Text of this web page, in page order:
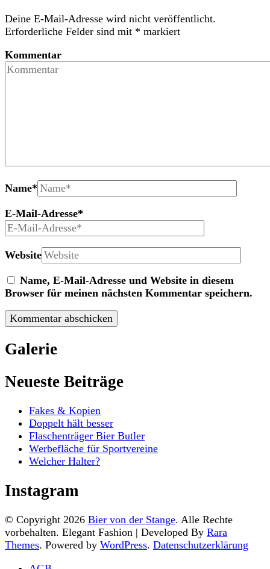
Deine E-Mail-Adresse wird nicht veröffentlicht.
Erforderliche Felder sind mit * markiert
Kommentar
Name*
E-Mail-Adresse*
Website
Name, E-Mail-Adresse und Website in diesem
Browser für meinen nächsten Kommentar speichern.
Galerie
Neueste Beiträge
Fakes & Kopien
Doppelt hält besser
Flaschenträger Bier Butler
Werbefläche für Sportvereine
Welcher Halter?
Instagram
© Copyright 2026 Bier von der Stange. Alle Rechte
vorbehalten. Elegant Fashion | Developed By Rara
Themes. Powered by WordPress. Datenschutzerklärung